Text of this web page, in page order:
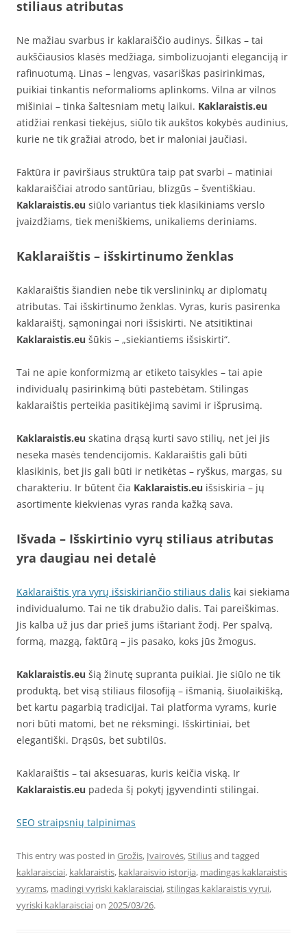
stiliaus atributas
Ne mažiau svarbus ir kaklaraiščio audinys. Šilkas – tai
aukščiausios klasės medžiaga, simbolizuojanti eleganciją ir
rafinuotumą. Linas – lengvas, vasariškas pasirinkimas,
puikiai tinkantis neformalioms aplinkoms. Vilna ar vilnos
mišiniai – tinka šaltesniam metų laikui. Kaklaraistis.eu
atidžiai renkasi tiekėjus, siūlo tik aukštos kokybės audinius,
kurie ne tik gražiai atrodo, bet ir maloniai jaučiasi.
Faktūra ir paviršiaus struktūra taip pat svarbi – matiniai
kaklaraiščiai atrodo santūriau, blizgūs – šventiškiau.
Kaklaraistis.eu siūlo variantus tiek klasikiniams verslo
įvaizdžiams, tiek meniškiems, unikaliems deriniams.
Kaklaraištis – išskirtinumo ženklas
Kaklaraištis šiandien nebe tik verslininkų ar diplomatų
atributas. Tai išskirtinumo ženklas. Vyras, kuris pasirenka
kaklaraištį, sąmoningai nori išsiskirti. Ne atsitiktinai
Kaklaraistis.eu šūkis – „siekiantiems išsiskirti“.
Tai ne apie konformizmą ar etiketo taisykles – tai apie
individualų pasirinkimą būti pastebėtam. Stilingas
kaklaraištis perteikia pasitikėjimą savimi ir išprusimą.
Kaklaraistis.eu skatina drąsą kurti savo stilių, net jei jis
neseka masės tendencijomis. Kaklaraištis gali būti
klasikinis, bet jis gali būti ir netikėtas – ryškus, margas, su
charakteriu. Ir būtent čia Kaklaraistis.eu išsiskiria – jų
asortimente kiekvienas vyras randa kažką sava.
Išvada – Išskirtinio vyrų stiliaus atributas
yra daugiau nei detalė
Kaklaraištis yra vyrų išsiskiriančio stiliaus dalis kai siekiama
individualumo. Tai ne tik drabužio dalis. Tai pareiškimas.
Jis kalba už jus dar prieš jums ištariant žodį. Per spalvą,
formą, mazgą, faktūrą – jis pasako, koks jūs žmogus.
Kaklaraistis.eu šią žinutę supranta puikiai. Jie siūlo ne tik
produktą, bet visą stiliaus filosofiją – išmanią, šiuolaikišką,
bet kartu pagarbią tradicijai. Tai platforma vyrams, kurie
nori būti matomi, bet ne rėksmingi. Išskirtiniai, bet
elegantiški. Drąsūs, bet subtilūs.
Kaklaraištis – tai aksesuaras, kuris keičia viską. Ir
Kaklaraistis.eu padeda šį pokytį įgyvendinti stilingai.
SEO straipsnių talpinimas
This entry was posted in Grožis, Įvairovės,Stiliusand tagged
kaklaraisciai, kaklaraistis, kaklaraisvio istorija, madingas kaklaraistis
vyrams, madingi vyriski kaklaraisciai,stilingas kaklaraistis vyrui,
vyriski kaklaraisciaion 2025/03/26.